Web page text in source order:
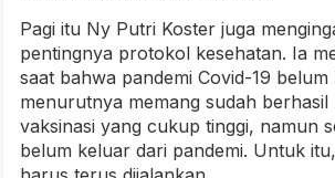
Pagi itu Ny Putri Koster juga
pentingnya protokol kesehatan. Ia
saat bahwa pandemi Covid-19 belum
menurutnya memang sudah berhasil
vaksinasi yang cukup tinggi, namun
belum keluar dari pandemi. Untuk